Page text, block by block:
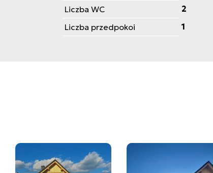
Liczba WC
2
Liczba przedpokoi
1